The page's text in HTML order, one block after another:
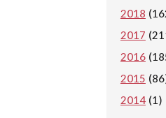
2018
2017
2016
2015
2014(1)